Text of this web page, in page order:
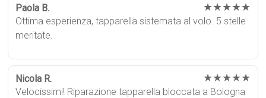
Paola B. ★★★★★
Ottima esperienza, tapparella sistemata al volo. 5 stelle
meritate.
Nicola R. ★★★★★
Velocissimi! Riparazione tapparella bloccata a Bologna